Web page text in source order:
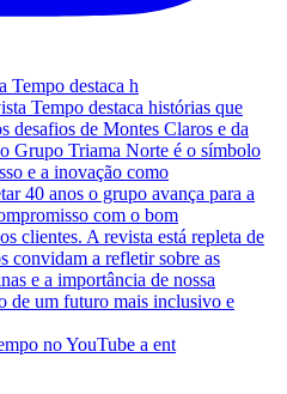
Tempo destaca h
no YouTube a ent